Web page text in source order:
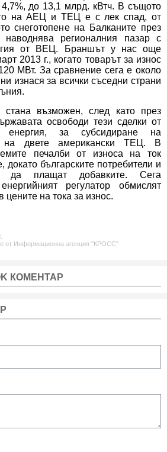
до 13,1 млрд. кВтч. В същото
на АЕЦ и ТЕЦ е с лек спад, от
снеготопене на Балканите през
регионалния пазар с
от ВЕЦ. Браншът у нас още
2013 г., когато товарът за износ
МВт. За сравнение сега е около
изнася за всички съседни страни
стана възможен, след като през
освободи тези сделки от
за субсидиране на
на двете американски ТЕЦ. В
печалби от износа на ток
докато българските потребители и
да плащат добавките. Сега
регулатор обмислят
цените на тока за износ.
от Информационна агенция "КРОСС"
КОМЕНТАР